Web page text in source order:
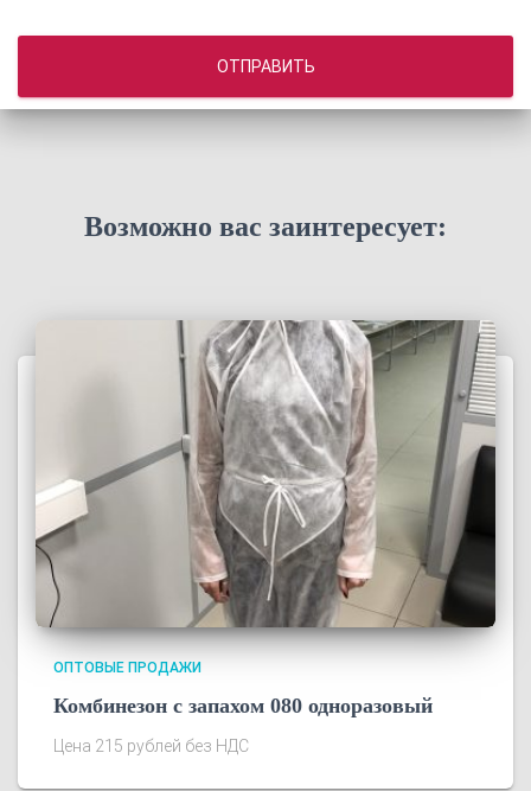
ОТПРАВИТЬ
Возможно вас заинтересует:
ОПТОВЫЕ ПРОДАЖИ
Комбинезон с запахом 080 одноразовый
Цена 215 рублей без НДС